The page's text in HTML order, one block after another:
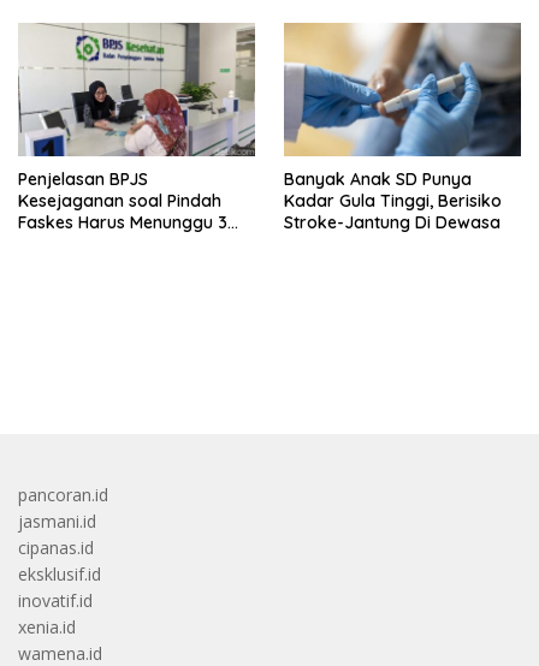
Penjelasan BPJS
Kesejaganan soal Pindah
Faskes Harus Menunggu 3
Banyak Anak SD Punya
Kadar Gula Tinggi, Berisiko
Stroke-Jantung Di Dewasa
pancoran.id
jasmani.id
cipanas.id
eksklusif.id
inovatif.id
xenia.id
wamena.id